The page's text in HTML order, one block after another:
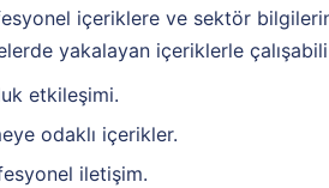
içeriklere ve sektör
yakalayan içeriklerle
etkileşimi.
odaklı içerikler.
iletişim.